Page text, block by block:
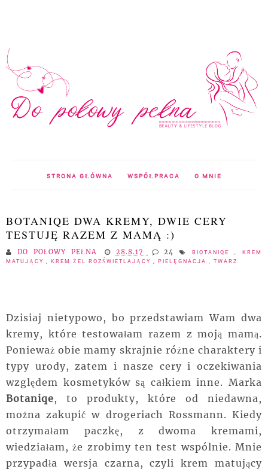
STRONA GŁÓWNA WSPÓŁPRACA O MNIE
BOTANIQE DWA KREMY, DWIE CERY
TESTUJĘ RAZEM Z MAMĄ :)
DO POŁOWY PEŁNA 28.8.17 24 BIOTANIQE
KREM
MATUJĄCY
KREM ŻEL ROZŚWIETLAJĄCY PIELĘGNACJA TWARZ
Dzisiaj nietypowo, bo przedstawiam Wam dwa
kremy, które testowałam razem z moją mamą.
Ponieważ obie mamy skrajnie różne charaktery i
typy urody, zatem i nasze cery i oczekiwania
względem kosmetyków są całkiem inne. Marka
Botaniqe, to produkty, które od niedawna,
można zakupić w drogeriach Rossmann. Kiedy
otrzymałam paczkę, z dwoma kremami,
wiedziałam, że zrobimy ten test wspólnie. Mnie
przypadła wersja czarna, czyli krem matujący